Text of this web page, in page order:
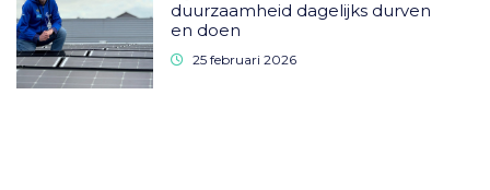
duurzaamheid dagelijks durven
en doen
25 februari 2026